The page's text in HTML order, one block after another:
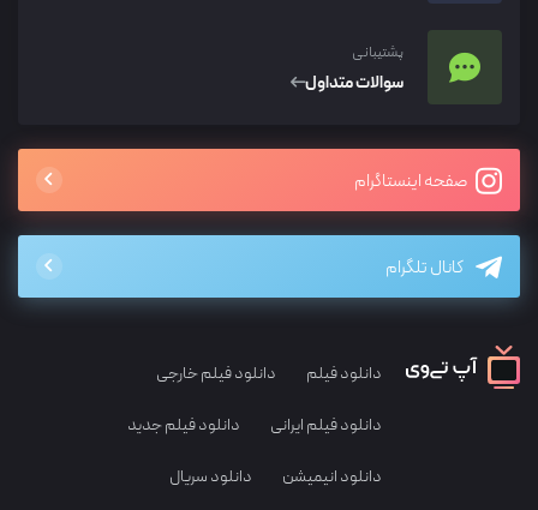
پشتیبانی
سوالات متداول
صفحه اینستاگرام
کانال تلگرام
دانلود فیلم دانلود فیلم خارجی
دانلود فیلم ایرانی دانلود فیلم جدید
دانلود انیمیشن دانلود سریال